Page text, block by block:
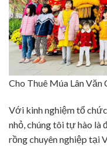
Cho Thuê Múa Lân Văn
Với kinh nghiệm tổ
nhỏ, chúng tôi tự hào là
rồng chuyên nghiệp tại